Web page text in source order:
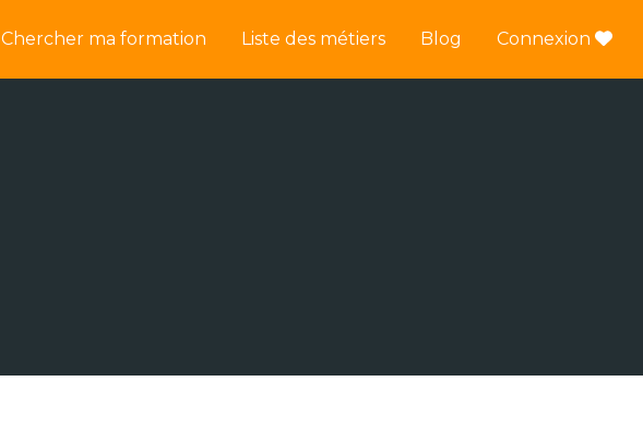
Chercher ma formation Liste des métiers Blog Connexion